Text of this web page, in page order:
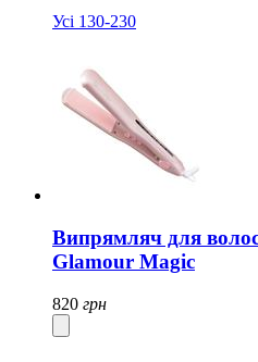
Усі 130-230
Випрямляч для
Glamour Magic
820 грн